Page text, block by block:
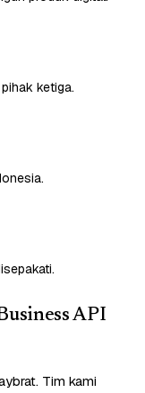
ketiga.
API
Tim kami